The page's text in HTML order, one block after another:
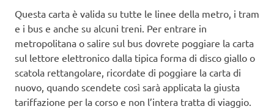
Questa carta è valida su tutte le linee della metro, i tram
e i bus e anche su alcuni treni. Per entrare in
metropolitana o salire sul bus dovrete poggiare la carta
sul lettore elettronico dalla tipica forma di disco giallo o
scatola rettangolare, ricordate di poggiare la carta di
nuovo, quando scendete così sarà applicata la giusta
tariffazione per la corso e non l’intera tratta di viaggio.